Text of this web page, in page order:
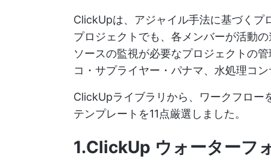
ClickUpは、アジャイル手法に基づくプ
プロジェクトでも、各メンバーが活動
ソースの監視が必要なプロジェクトの管
コ・サプライヤー・パナマ、水処理コン
ClickUpライブラリから、ワークフロー
テンプレートを11点厳選しました。
1.ClickUp ウォーターフ